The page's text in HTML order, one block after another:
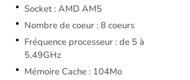
Socket : AMD AM5
Nombre de coeur : 8 coeurs
Fréquence processeur : de 5 à
5,49GHz
Mémoire Cache : 104Mo